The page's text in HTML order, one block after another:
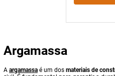
Argamassa
A argamassa é um dos materiais de